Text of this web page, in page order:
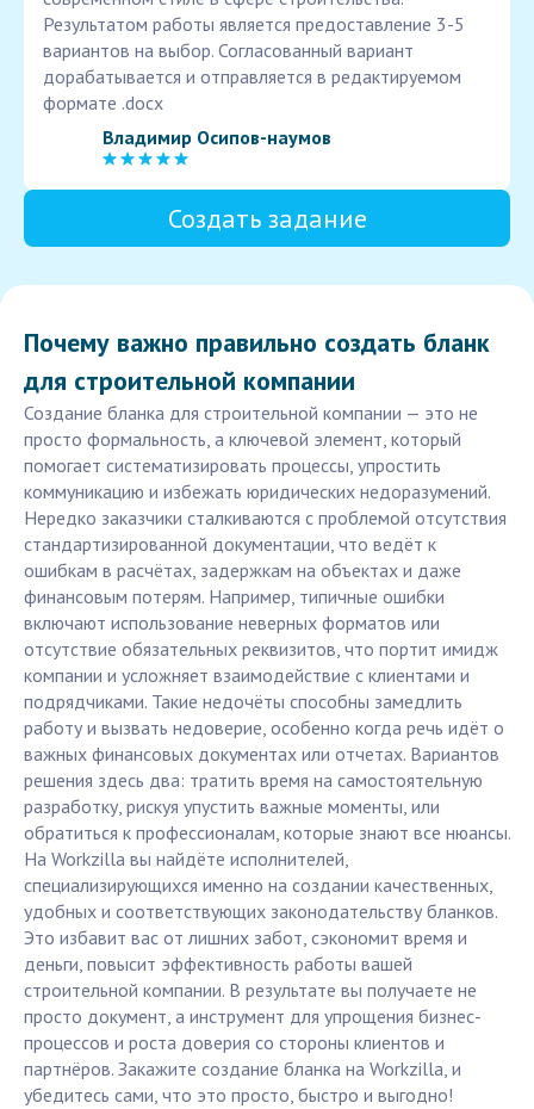
Результатом работы является предоставление 3-5
вариантов на выбор. Согласованный вариант
дорабатывается и отправляется в редактируемом
формате .docx
Владимир Осипов-наумов
Создать задание
Почему важно правильно создать бланк
для строительной компании
Создание бланка для строительной компании — это не
просто формальность, а ключевой элемент, который
помогает систематизировать процессы, упростить
коммуникацию и избежать юридических недоразумений.
Нередко заказчики сталкиваются с проблемой отсутствия
стандартизированной документации, что ведёт к
ошибкам в расчётах, задержкам на объектах и даже
финансовым потерям. Например, типичные ошибки
включают использование неверных форматов или
отсутствие обязательных реквизитов, что портит имидж
компании и усложняет взаимодействие с клиентами и
подрядчиками. Такие недочёты способны замедлить
работу и вызвать недоверие, особенно когда речь идёт о
важных финансовых документах или отчетах. Вариантов
решения здесь два: тратить время на самостоятельную
разработку, рискуя упустить важные моменты, или
обратиться к профессионалам, которые знают все нюансы.
На Workzilla вы найдёте исполнителей,
специализирующихся именно на создании качественных,
удобных и соответствующих законодательству бланков.
Это избавит вас от лишних забот, сэкономит время и
деньги, повысит эффективность работы вашей
строительной компании. В результате вы получаете не
просто документ, а инструмент для упрощения бизнес-
процессов и роста доверия со стороны клиентов и
партнёров. Закажите создание бланка на Workzilla, и
убедитесь сами, что это просто, быстро и выгодно!